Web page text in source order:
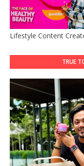
Lifestyle Content
TRUE